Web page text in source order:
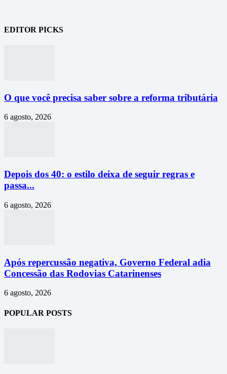
EDITOR PICKS
O que você precisa saber sobre a reforma tributária
6 agosto, 2026
Depois dos 40: o estilo deixa de seguir regras e
passa...
6 agosto, 2026
Após repercussão negativa, Governo Federal adia
Concessão das Rodovias Catarinenses
6 agosto, 2026
POPULAR POSTS